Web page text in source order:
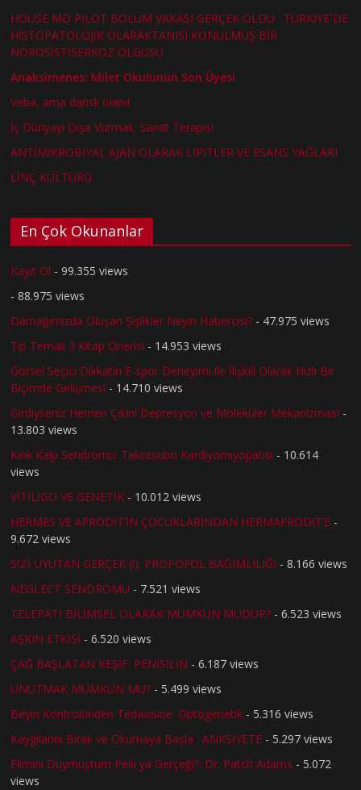
HOUSE MD PİLOT BÖLÜM VAKASI GERÇEK OLDU : TÜRKİYE´DE
HİSTOPATOLOJİK OLARAKTANISI KONULMUŞ BİR
NÖROSİSTİSERKOZ OLGUSU
Anaksimenes: Milet Okulunun Son Üyesi
Veba, ama danslı olanı!
İç Dünyayı Dışa Vurmak: Sanat Terapisi
ANTİMİKROBİYAL AJAN OLARAK LİPİTLER VE ESANS YAĞLARI
LİNÇ KÜLTÜRÜ
En Çok Okunanlar
Kayıt Ol - 99.355 views
- 88.975 views
Damağımızda Oluşan Şişlikler Neyin Habercisi? - 47.975 views
Tıp Temalı 3 Kitap Önerisi - 14.953 views
Görsel Seçici Dikkatin E-spor Deneyimi ile İlişkili Olarak Hızlı Bir
Biçimde Gelişmesi - 14.710 views
Girdiyseniz Hemen Çıkın! Depresyon ve Moleküler Mekanizması -
13.803 views
Kırık Kalp Sendromu: Takotsubo Kardiyomiyopatisi - 10.614
views
VİTİLİGO VE GENETİK - 10.012 views
HERMES VE AFRODİT’İN ÇOCUKLARINDAN HERMAFRODİT’E -
9.672 views
SİZİ UYUTAN GERÇEK (!): PROPOFOL BAĞIMLILIĞI - 8.166 views
NEGLECT SENDROMU - 7.521 views
TELEPATİ BİLİMSEL OLARAK MÜMKÜN MÜDÜR? - 6.523 views
AŞKIN ETKİSİ - 6.520 views
ÇAĞ BAŞLATAN KEŞİF: PENİSİLİN - 6.187 views
UNUTMAK MÜMKÜN MÜ? - 5.499 views
Beyin Kontrolünden Tedavisine: Optogenetik - 5.316 views
Kaygılarını Bırak ve Okumaya Başla : ANKSİYETE - 5.297 views
Filmini Duymuştum Peki ya Gerçeği?: Dr. Patch Adams - 5.072
views